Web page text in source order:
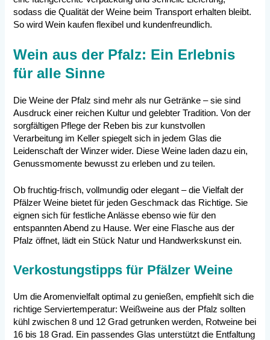
sodass die Qualität der Weine beim Transport erhalten bleibt.
So wird Wein kaufen flexibel und kundenfreundlich.
Wein aus der Pfalz: Ein Erlebnis
für alle Sinne
Die Weine der Pfalz sind mehr als nur Getränke – sie sind
Ausdruck einer reichen Kultur und gelebter Tradition. Von der
sorgfältigen Pflege der Reben bis zur kunstvollen
Verarbeitung im Keller spiegelt sich in jedem Glas die
Leidenschaft der Winzer wider. Diese Weine laden dazu ein,
Genussmomente bewusst zu erleben und zu teilen.
Ob fruchtig-frisch, vollmundig oder elegant – die Vielfalt der
Pfälzer Weine bietet für jeden Geschmack das Richtige. Sie
eignen sich für festliche Anlässe ebenso wie für den
entspannten Abend zu Hause. Wer eine Flasche aus der
Pfalz öffnet, lädt ein Stück Natur und Handwerkskunst ein.
Verkostungstipps für Pfälzer Weine
Um die Aromenvielfalt optimal zu genießen, empfiehlt sich die
richtige Serviertemperatur: Weißweine aus der Pfalz sollten
kühl zwischen 8 und 12 Grad getrunken werden, Rotweine bei
16 bis 18 Grad. Ein passendes Glas unterstützt die Entfaltung